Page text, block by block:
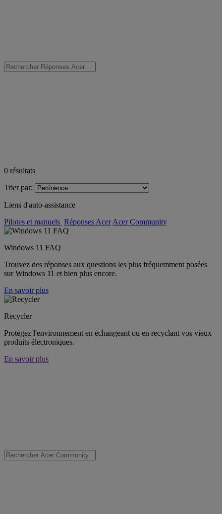
0 résultats
Trier par:
Liens d'auto-assistance
Pilotes et manuels Réponses Acer Acer Community
Windows 11 FAQ
Trouvez des réponses aux questions les plus fréquemment posées
sur Windows 11 et bien plus encore.
En savoir plus
Recycler
Protégez l'environnement en échangeant ou en recyclant vos vieux
produits électroniques.
En savoir plus